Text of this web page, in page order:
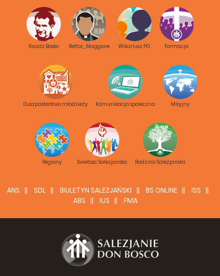
Ksiadz Bosko Rettor_Maggiore Wikariusz PG Formacja
Duszpasterstwo młodzieży Komunikacja spoleczna Misyjny
Regiony Swietosc Salezjanska Rodzina Salezjanska
ANS SDL BIULETYN SALEZJAŃSKI BS ONLINE
ISS
ABS
IUS FMA